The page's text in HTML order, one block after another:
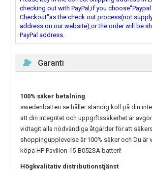
checking out with PayPal,if you
Checkout"as the check out process(not
address on our website),or the order will be
PayPal address.
Garanti
100% säker betalning
swedenbatteri.se håller ständig koll på din
att din integritet och uppgiftssäkerhet är
vidtagit alla nödvändiga åtgärder för att
shoppingupplevelse är 100% säker och Du är
köpa HP Pavilion 15-B052SA batteri!
Högkvalitativ distributionstjänst